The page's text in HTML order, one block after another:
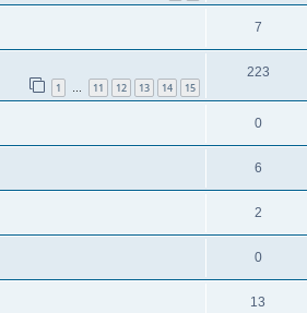
7
1 … 11 12 13 14 15
223
0
6
2
0
13